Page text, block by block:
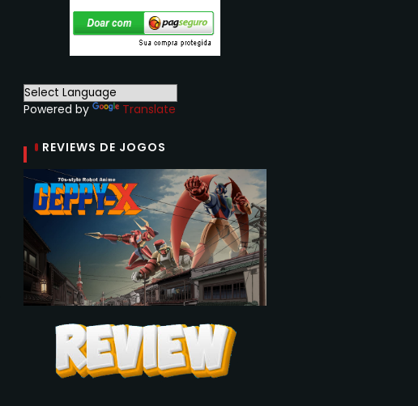
Powered by Translate
REVIEWS DE JOGOS